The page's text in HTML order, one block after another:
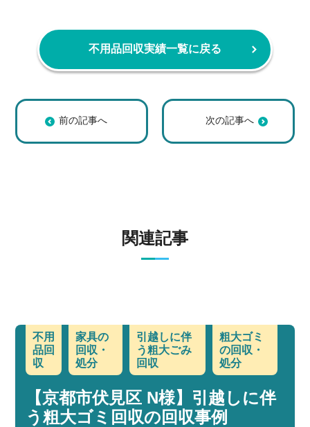
不用品回収実績一覧に戻る
【京都市右京区Y
【宇治市 S様】家
関連記事
不用
品回
収
家具の
回収・
処分
引越しに伴
う粗大ごみ
回収
粗大ゴミ
の回収・
処分
【京都市伏見区 N様】引越しに伴
う粗大ゴミ回収の回収事例